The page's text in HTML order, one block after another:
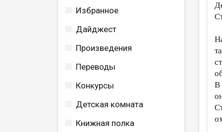
Избранное
Дайджест
Произведения
Переводы
Конкурсы
Детская комната
Книжная полка
В